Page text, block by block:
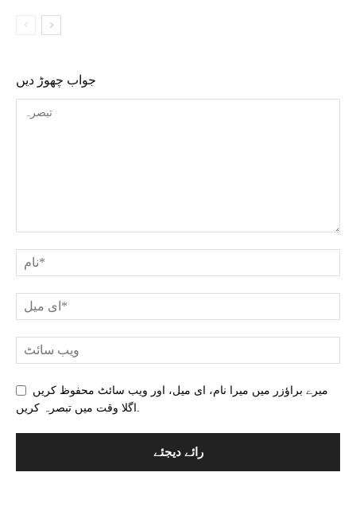
جواب چھوڑ دیں
میرے براؤزر میں میرا نام، ای میل، اور ویب سائٹ محفوظ کریں